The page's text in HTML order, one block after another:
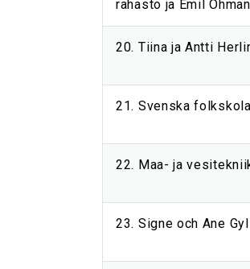
rahasto ja Emil
20. Tiina ja Antti
21. Svenska
22. Maa- ja
23. Signe och Ane